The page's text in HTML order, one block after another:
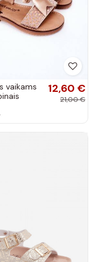
vaikams
12,60 €
21,00 €